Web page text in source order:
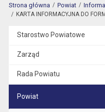
Strona główna Powiat
KARTA INFORMACYJNA DO
Starostwo Powiatowe
Zarząd
Rada Powiatu
Powiat